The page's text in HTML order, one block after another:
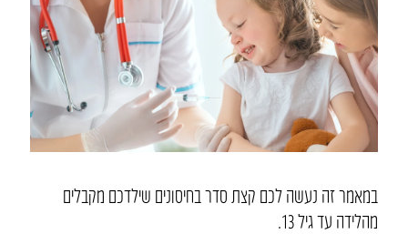
במאמר זה נעשה לכם קצת סדר בחיסונים שילדכם מקבלים
מהלידה עד גיל 13.